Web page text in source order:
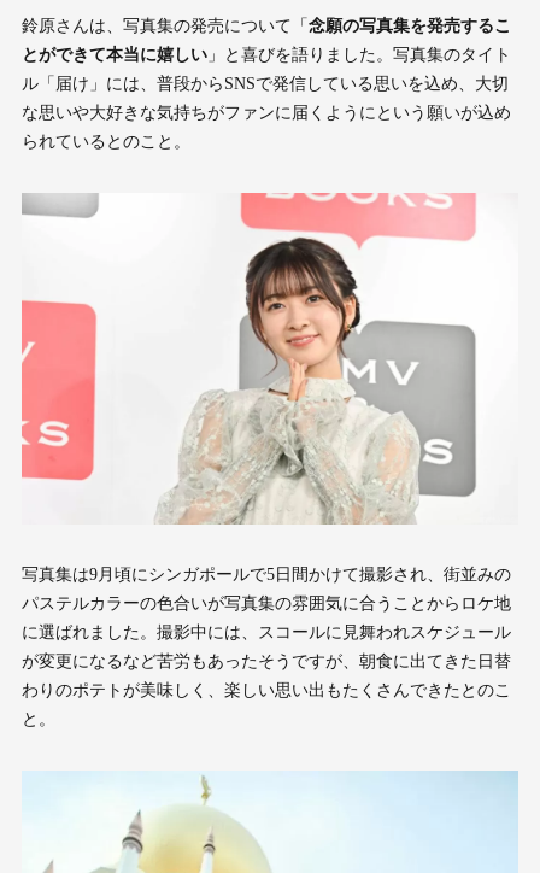
鈴原さんは、写真集の発売について「 念願の写真集を発売するこ
とができて本当に嬉しい」と喜びを語りました。写真集のタイト
ル「届け」には、普段からSNSで発信している思いを込め、大切
な思いや大好きな気持ちがファンに届くようにという願いが込め
られているとのこと。
写真集は9月頃にシンガポールで5日間かけて撮影され、街並みの
パステルカラーの色合いが写真集の雰囲気に合うことからロケ地
に選ばれました。撮影中には、スコールに見舞われスケジュール
が変更になるなど苦労もあったそうですが、朝食に出てきた日替
わりのポテトが美味しく、楽しい思い出もたくさんできたとのこ
と。